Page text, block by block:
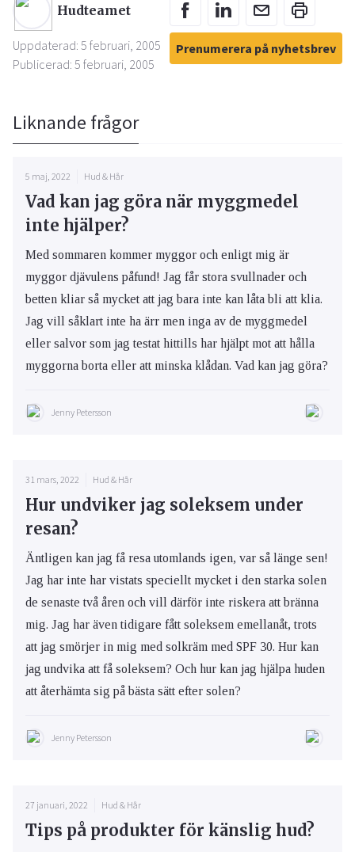
Hudteamet
Uppdaterad: 5 februari, 2005
Publicerad: 5 februari, 2005
Prenumerera på nyhetsbrev
Liknande frågor
5 maj, 2022 Hud & Hår
Vad kan jag göra när myggmedel
inte hjälper?
Med sommaren kommer myggor och enligt mig är
myggor djävulens påfund! Jag får stora svullnader och
betten kliar så mycket att jag bara inte kan låta bli att klia.
Jag vill såklart inte ha ärr men inga av de myggmedel
eller salvor som jag testat hittills har hjälpt mot att hålla
myggorna borta eller att minska klådan. Vad kan jag göra?
Jenny Petersson
31 mars, 2022 Hud & Hår
Hur undviker jag soleksem under
resan?
Äntligen kan jag få resa utomlands igen, var så länge sen!
Jag har inte har vistats speciellt mycket i den starka solen
de senaste två åren och vill därför inte riskera att bränna
mig. Jag har även tidigare fått soleksem emellanåt, trots
att jag smörjer in mig med solkräm med SPF 30. Hur kan
jag undvika att få soleksem? Och hur kan jag hjälpa huden
att återhämta sig på bästa sätt efter solen?
Jenny Petersson
27 januari, 2022 Hud & Hår
Tips på produkter för känslig hud?